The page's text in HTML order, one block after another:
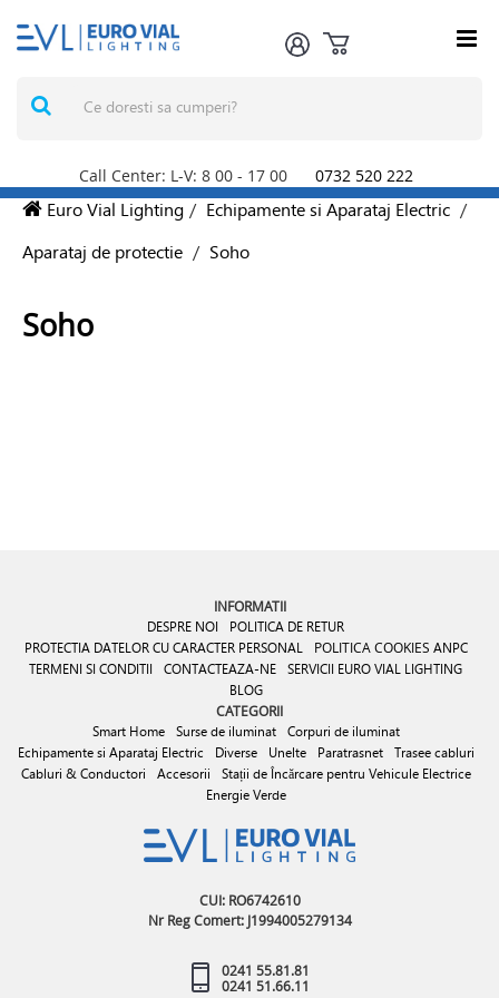
Call Center: L-V: 8 00 - 17 00 0732 520 222
Euro Vial Lighting / Echipamente si Aparataj Electric /
Aparataj de protectie / Soho
Soho
INFORMATII
DESPRE NOI
POLITICA DE RETUR
PROTECTIA DATELOR CU CARACTER PERSONAL
POLITICA COOKIES ANPC
TERMENI SI CONDITII
CONTACTEAZA-NE SERVICII EURO VIAL LIGHTING
BLOG
CATEGORII
Smart Home Surse de iluminat
Corpuri de iluminat
Echipamente si Aparataj Electric
Diverse Unelte Paratrasnet
Trasee cabluri
Cabluri & Conductori
Accesorii
Stații de Încărcare pentru Vehicule Electrice
Energie Verde
CUI: RO6742610
Nr Reg Comert: J1994005279134
0241 55.81.81
0241 51.66.11